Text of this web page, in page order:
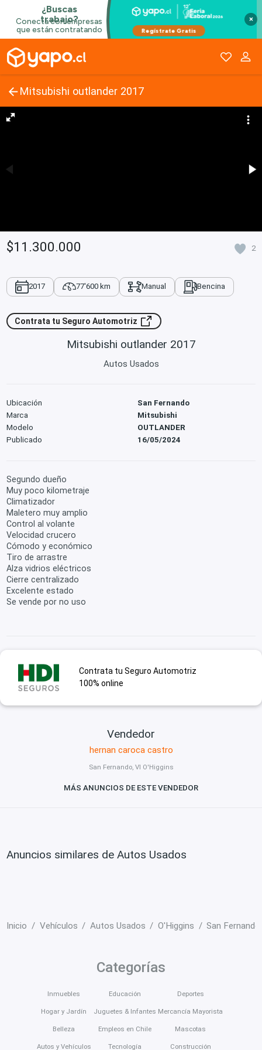
×
Mitsubishi outlander 2017
$11.300.000 2
2017 77'600 km Manual Bencina
Contrata tu Seguro Automotriz
Mitsubishi outlander 2017
Autos Usados
Ubicación
San Fernando
Marca
Mitsubishi
Modelo
OUTLANDER
Publicado
16/05/2024
Segundo dueño
Muy poco kilometraje
Climatizador
Maletero muy amplio
Control al volante
Velocidad crucero
Cómodo y económico
Tiro de arrastre
Alza vidrios eléctricos
Cierre centralizado
Excelente estado
Se vende por no uso
Contrata tu Seguro Automotriz
100% online
Vendedor
hernan caroca castro
San Fernando, VI O'Higgins
MÁS ANUNCIOS DE ESTE VENDEDOR
Anuncios similares de Autos Usados
Inicio Vehículos Autos Usados O'Higgins San Fernando
Categorías
Inmuebles
Hogar y Jardín
Belleza
Autos y Vehículos
Educación
Juguetes & Infantes
Empleos en Chile
Tecnología
Deportes
Mercancía Mayorista
Mascotas
Construcción